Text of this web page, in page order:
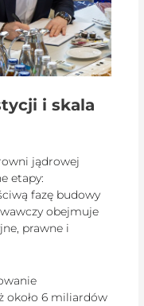
i skala
jądrowej
etapy:
fazę budowy
obejmuje
prawne i
około 6 miliardów